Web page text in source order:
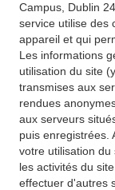
Campus, Dublin
service utilise des
appareil et qui
Les informations
utilisation du site
transmises aux
rendues
aux serveurs
puis enregistrées.
votre utilisation
les activités du
effectuer d'autres